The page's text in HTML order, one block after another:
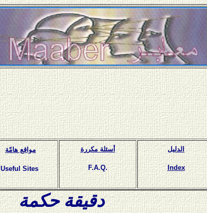
مواقع هامّة
Useful Sites
أسئلة مكررة
F.A.Q.
الدليل
Index
دقيقة حكمة